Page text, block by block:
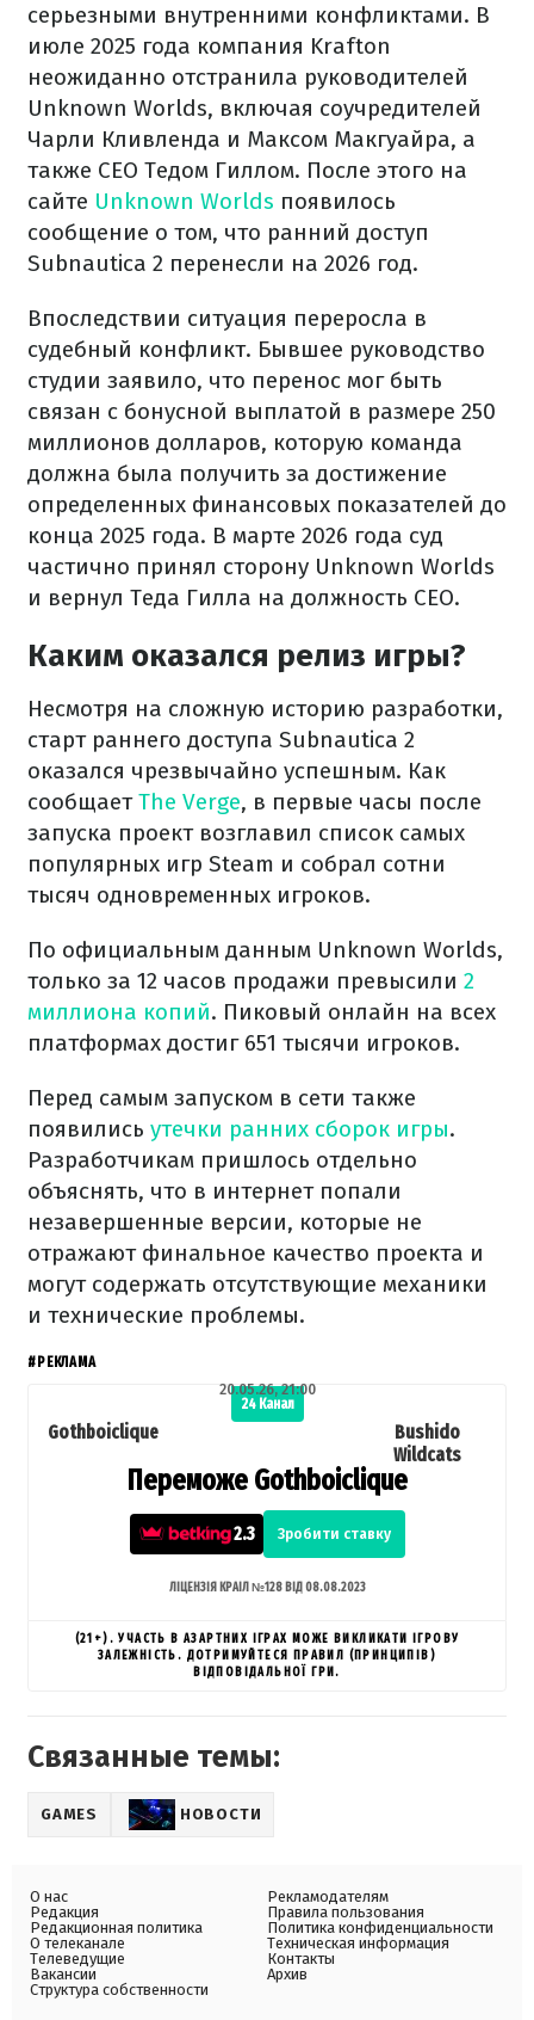
серьезными внутренними конфликтами. В
июле 2025 года компания Krafton
неожиданно отстранила руководителей
Unknown Worlds, включая соучредителей
Чарли Кливленда и Максом Макгуайра, а
также CEO Тедом Гиллом. После этого на
сайте Unknown Worlds появилось
сообщение о том, что ранний доступ
Subnautica 2 перенесли на 2026 год.
Впоследствии ситуация переросла в
судебный конфликт. Бывшее руководство
студии заявило, что перенос мог быть
связан с бонусной выплатой в размере 250
миллионов долларов, которую команда
должна была получить за достижение
определенных финансовых показателей до
конца 2025 года. В марте 2026 года суд
частично принял сторону Unknown Worlds
и вернул Теда Гилла на должность CEO.
Каким оказался релиз игры?
Несмотря на сложную историю разработки,
старт раннего доступа Subnautica 2
оказался чрезвычайно успешным. Как
сообщаетThe Verge, в первые часы после
запуска проект возглавил список самых
популярных игр Steam и собрал сотни
тысяч одновременных игроков.
По официальным данным Unknown Worlds,
только за 12 часов продажи превысили 2
миллиона копий. Пиковый онлайн на всех
платформах достиг 651 тысячи игроков.
Перед самым запуском в сети также
появились утечки ранних сборок игры.
Разработчикам пришлось отдельно
объяснять, что в интернет попали
незавершенные версии, которые не
отражают финальное качество проекта и
могут содержать отсутствующие механики
и технические проблемы.
#РЕКЛАМА
24 Канал
Gothboiclique
20.05.26, 21:00
Переможе Gothboiclique
2.3 Зробити ставку
Bushido
Wildcats
ЛІЦЕНЗІЯ КРАІЛ №128 ВІД 08.08.2023
(21+). УЧАСТЬ В АЗАРТНИХ ІГРАХ МОЖЕ ВИКЛИКАТИ ІГРОВУ
ЗАЛЕЖНІСТЬ. ДОТРИМУЙТЕСЯ ПРАВИЛ (ПРИНЦИПІВ)
ВІДПОВІДАЛЬНОЇ ГРИ.
Связанные темы:
GAMES НОВОСТИ
О нас
Редакция
Редакционная политика
О телеканале
Телеведущие
Вакансии
Структура собственности
Рекламодателям
Правила пользования
Политика конфиденциальности
Техническая информация
Контакты
Архив